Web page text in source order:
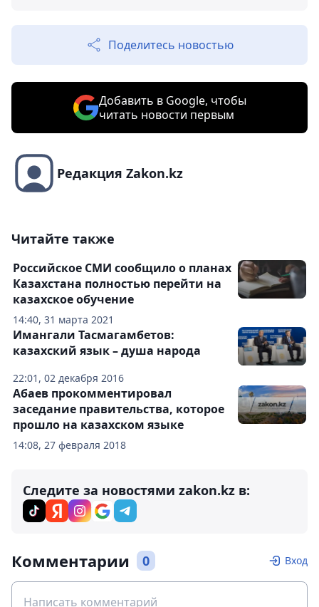
Поделитесь новостью
Добавить в Google, чтобы
читать новости первым
Редакция Zakon.kz
Читайте также
14:40, 31 марта 2021
Российское СМИ сообщило о планах
Казахстана полностью перейти на
казахское обучение
22:01, 02 декабря 2016
Имангали Тасмагамбетов:
казахский язык – душа народа
14:08, 27 февраля 2018
Абаев прокомментировал
заседание правительства, которое
прошло на казахском языке
Следите за новостями zakon.kz в:
Комментарии 0 Вход